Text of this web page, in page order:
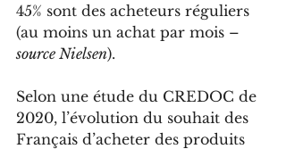
45% sont des acheteurs réguliers
(au moins un achat par mois –
source Nielsen).
Selon une étude du CREDOC de
2020, l’évolution du souhait des
Français d’acheter des produits